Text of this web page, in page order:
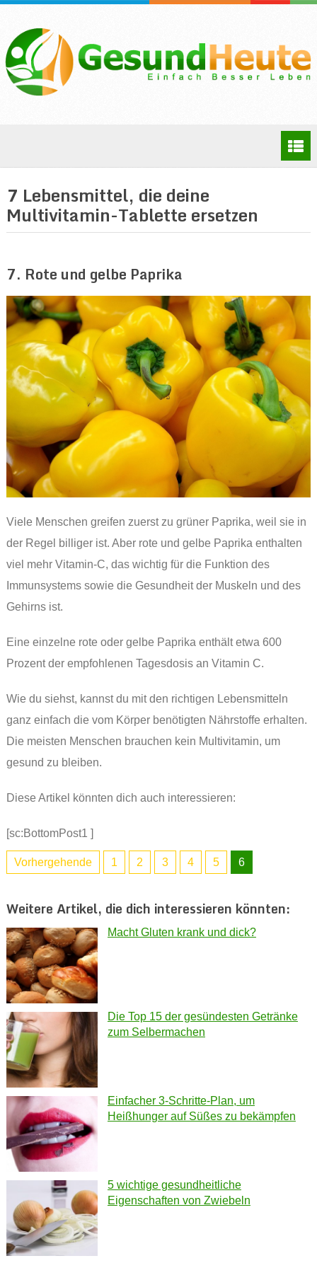
7 Lebensmittel, die deine
Multivitamin-Tablette ersetzen
7. Rote und gelbe Paprika
Viele Menschen greifen zuerst zu grüner Paprika, weil sie in
der Regel billiger ist. Aber rote und gelbe Paprika enthalten
viel mehr Vitamin-C, das wichtig für die Funktion des
Immunsystems sowie die Gesundheit der Muskeln und des
Gehirns ist.
Eine einzelne rote oder gelbe Paprika enthält etwa 600
Prozent der empfohlenen Tagesdosis an Vitamin C.
Wie du siehst, kannst du mit den richtigen Lebensmitteln
ganz einfach die vom Körper benötigten Nährstoffe erhalten.
Die meisten Menschen brauchen kein Multivitamin, um
gesund zu bleiben.
Diese Artikel könnten dich auch interessieren:
[sc:BottomPost1 ]
Vorhergehende 1 2 3 4 5 6
Weitere Artikel, die dich interessieren könnten:
Macht Gluten krank und dick?
Die Top 15 der gesündesten Getränke
zum Selbermachen
Einfacher 3-Schritte-Plan, um
Heißhunger auf Süßes zu bekämpfen
5 wichtige gesundheitliche
Eigenschaften von Zwiebeln